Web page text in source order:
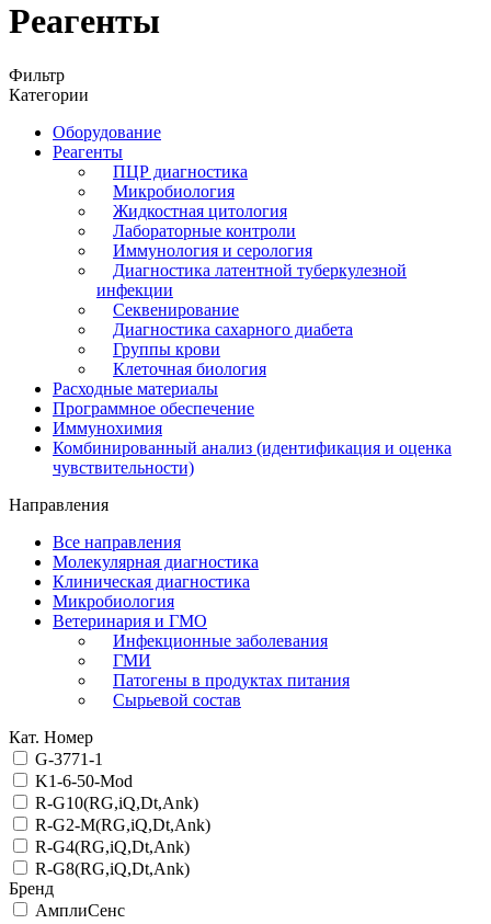
Реагенты
Фильтр
Категории
Оборудование
Реагенты
ПЦР диагностика
Микробиология
Жидкостная цитология
Лабораторные контроли
Иммунология и серология
Диагностика латентной туберкулезной
инфекции
Секвенирование
Диагностика сахарного диабета
Группы крови
Клеточная биология
Расходные материалы
Программное обеспечение
Иммунохимия
Комбинированный анализ (идентификация и оценка
чувствительности)
Направления
Все направления
Молекулярная диагностика
Клиническая диагностика
Микробиология
Ветеринария и ГМО
Инфекционные заболевания
ГМИ
Патогены в продуктах питания
Сырьевой состав
Кат. Номер
G-3771-1
K1-6-50-Mod
R-G10(RG,iQ,Dt,Ank)
R-G2-M(RG,iQ,Dt,Ank)
R-G4(RG,iQ,Dt,Ank)
R-G8(RG,iQ,Dt,Ank)
Бренд
АмплиСенс